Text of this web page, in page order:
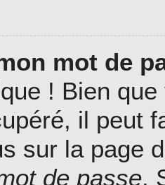
mot de
! Bien
il peut
sur la page
de passe.